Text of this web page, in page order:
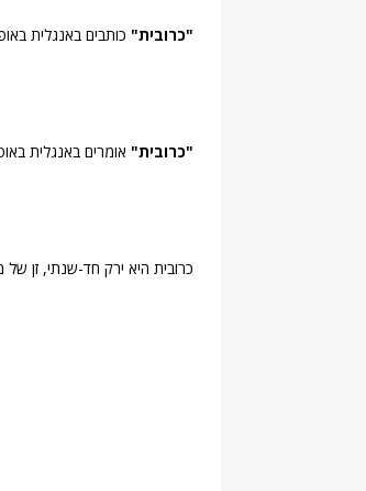
"כרובית" כותבים באנגלית
"כרובית" אומרים באנגלית
כרובית היא ירק חד-שנתי, זן